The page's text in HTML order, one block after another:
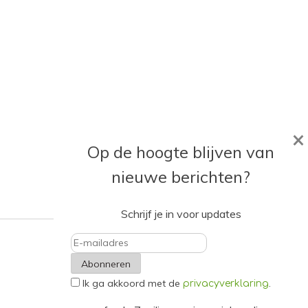
Op de hoogte blijven van
nieuwe berichten?
Schrijf je in voor updates
E-
mailadres
Ik ga akkoord met de privacyverklaring.
×